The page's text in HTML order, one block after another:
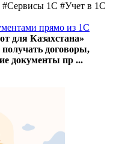
#Сервисы 1С #Учет в 1С
прямо из 1С
для Казахстана»
договоры,
документы пр ...